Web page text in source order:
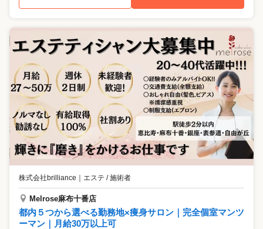
株式会社brilliance エステ / 施術者
Melrose麻布十番店
都内５つから選べる勤務地×痩身サロン｜完全個室マンツ
ーマン｜月給30万以上可